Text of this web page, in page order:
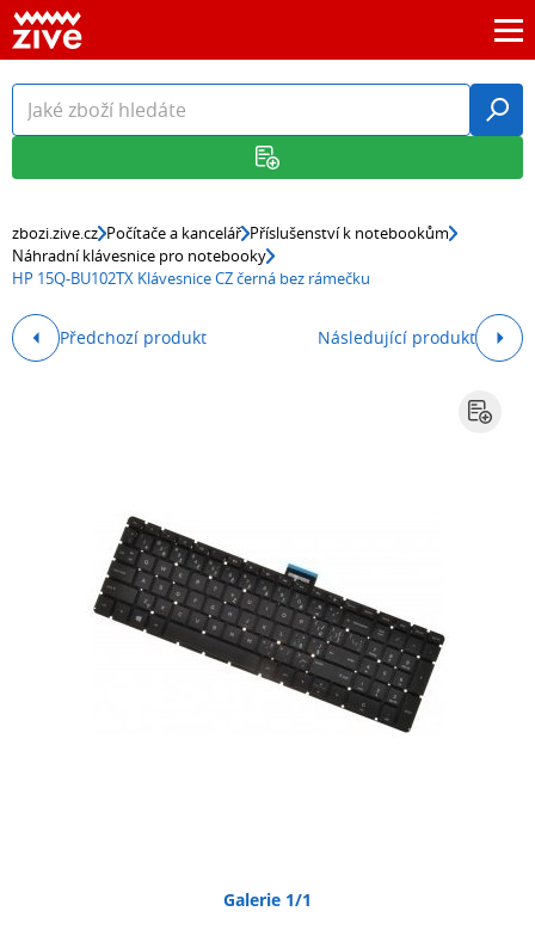
zbozi.zive.cz Počítače a kancelář Příslušenství k notebookům
Náhradní klávesnice pro notebooky
HP 15Q-BU102TX Klávesnice CZ černá bez rámečku
Předchozí produkt Následující produkt
Galerie 1/1